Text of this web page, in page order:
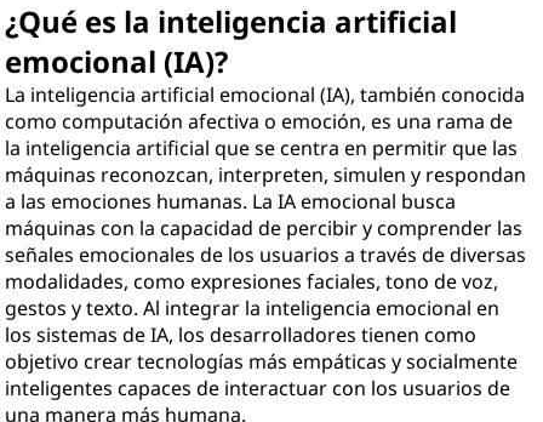
¿Qué es la inteligencia artificial
emocional (IA)?
La inteligencia artificial emocional (IA), también conocida
como computación afectiva o emoción, es una rama de
la inteligencia artificial que se centra en permitir que las
máquinas reconozcan, interpreten, simulen y respondan
a las emociones humanas. La IA emocional busca
máquinas con la capacidad de percibir y comprender las
señales emocionales de los usuarios a través de diversas
modalidades, como expresiones faciales, tono de voz,
gestos y texto. Al integrar la inteligencia emocional en
los sistemas de IA, los desarrolladores tienen como
objetivo crear tecnologías más empáticas y socialmente
inteligentes capaces de interactuar con los usuarios de
una manera más humana.